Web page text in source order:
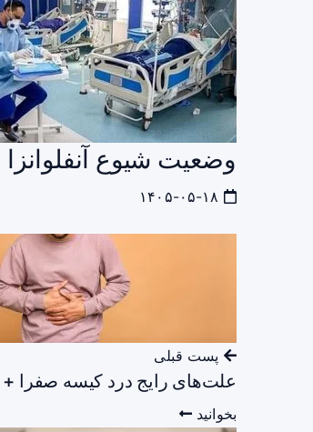
وضعیت شیوع آنفلوانزا
پست قبلی
علت‌های رایج درد کیسه صفرا
بخوانید